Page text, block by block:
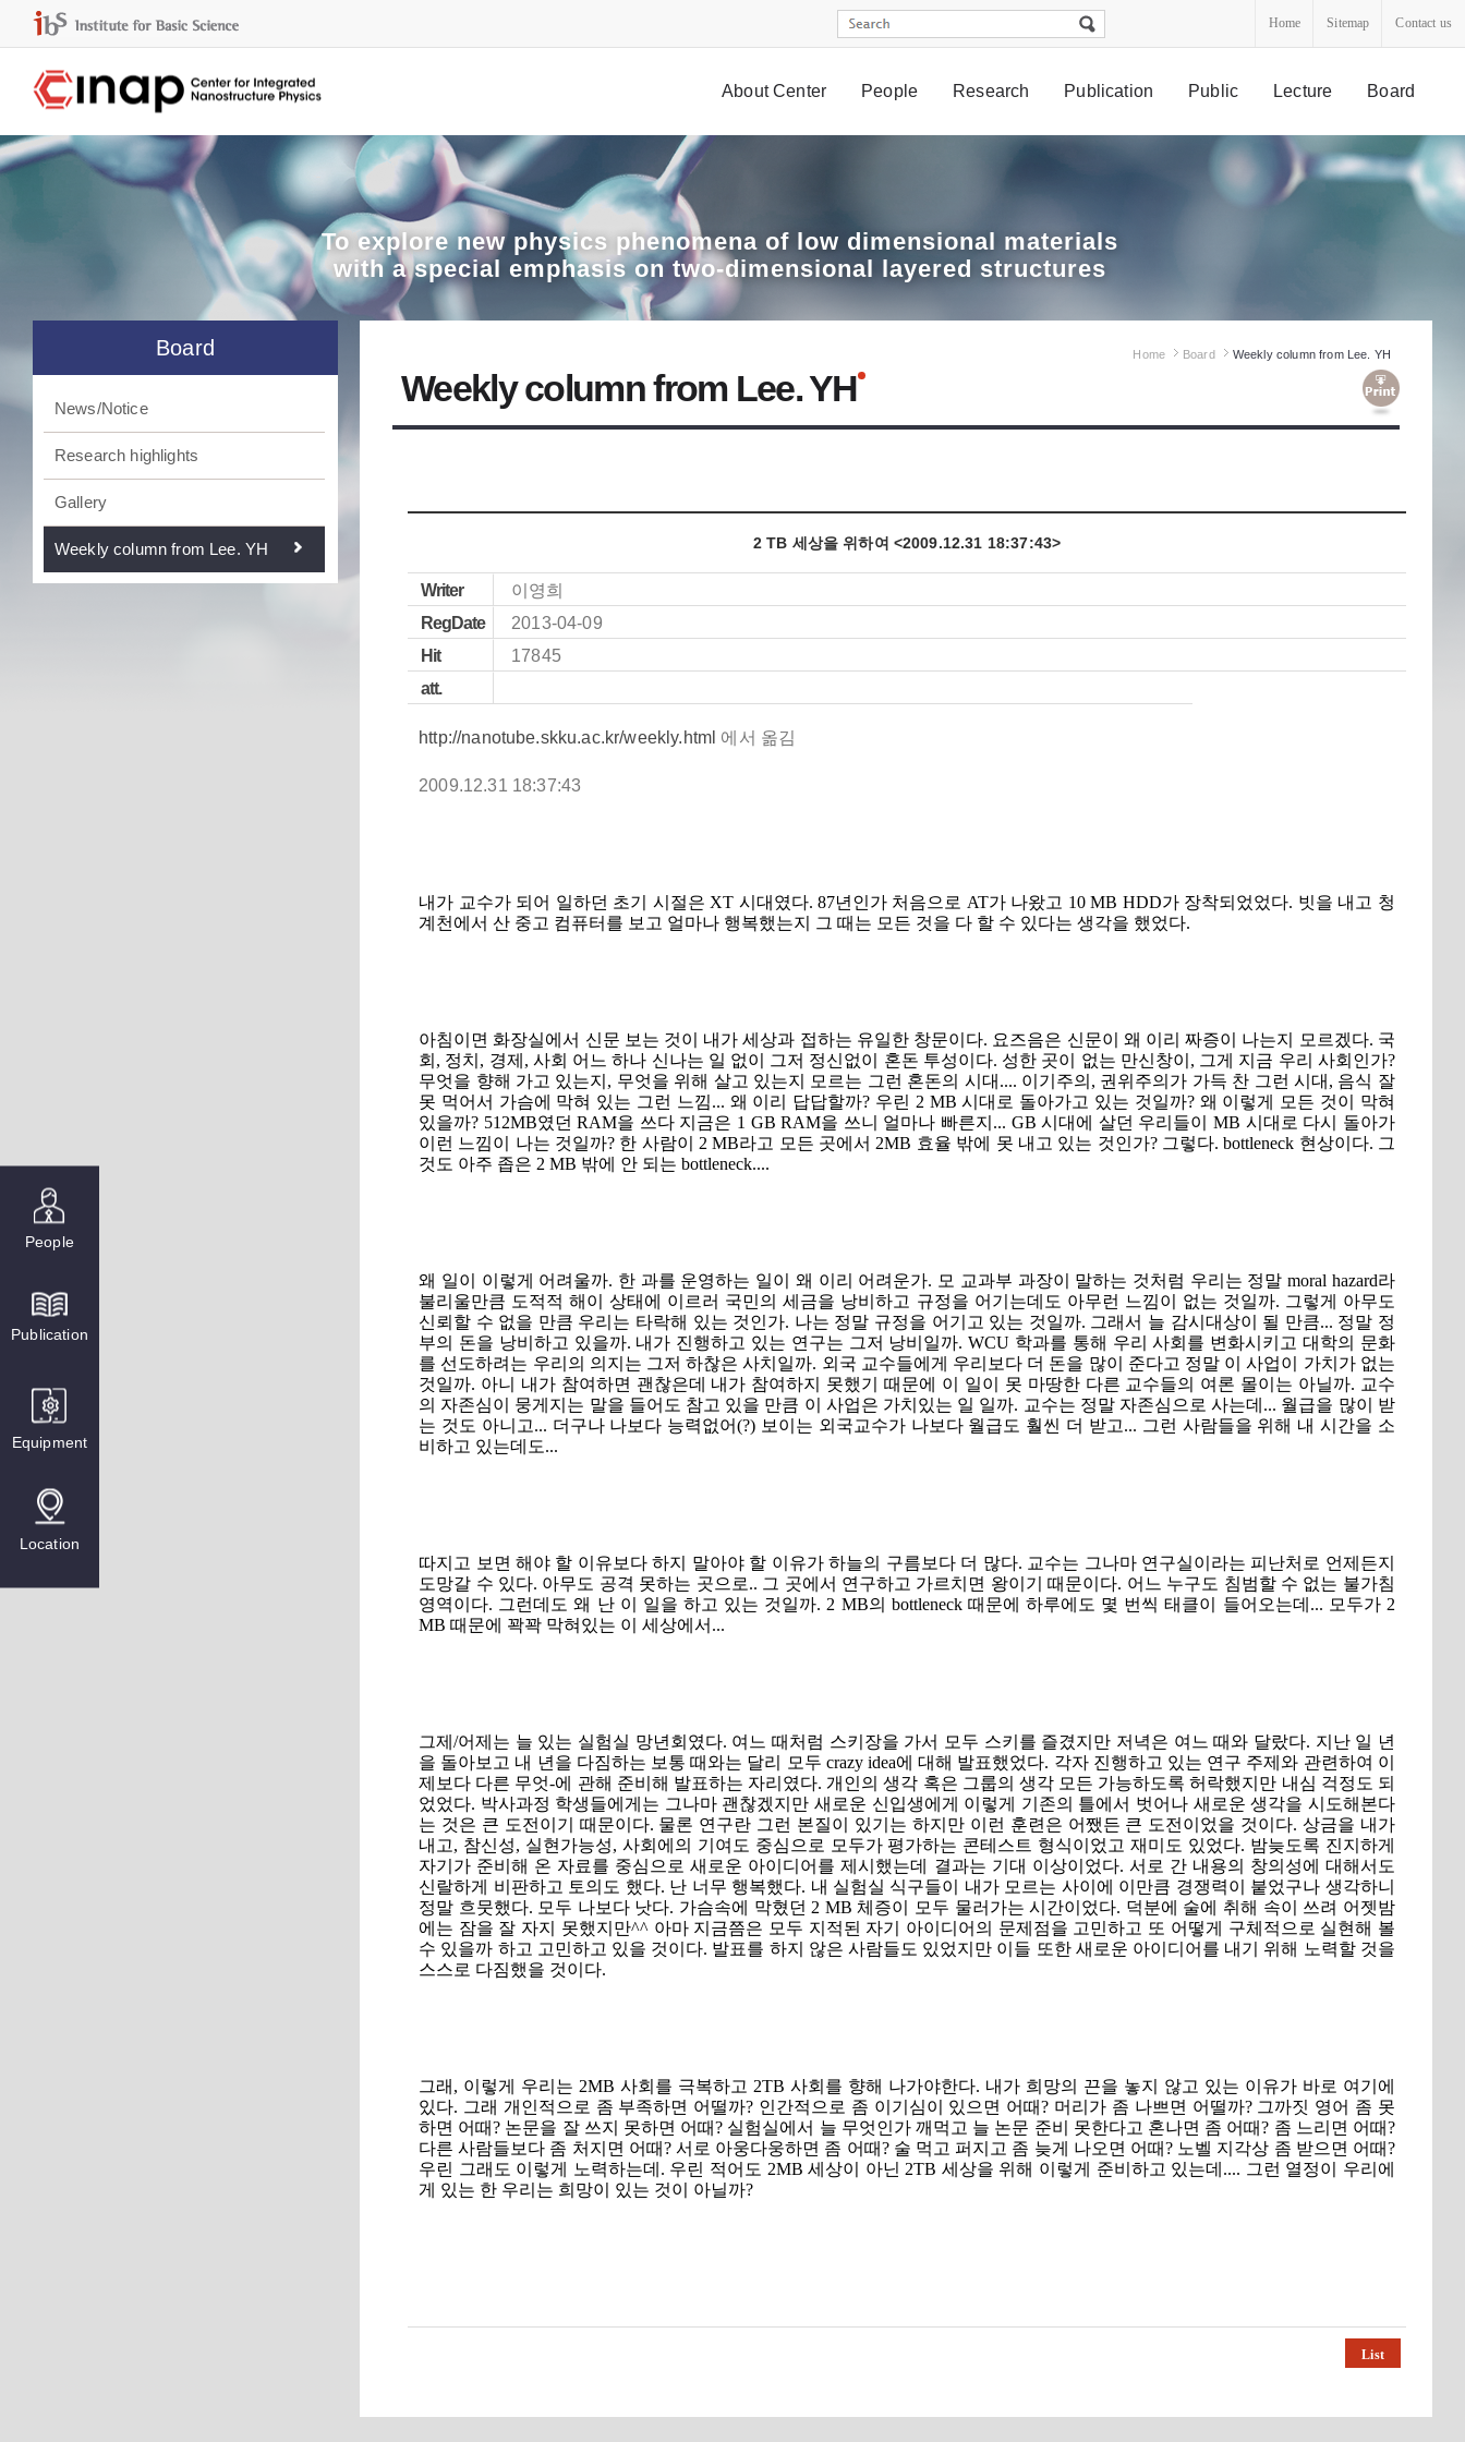
Home Sitemap Contact us
About Center People Research Publication Public Lecture Board
People
Publication
Equipment
Location
To explorenew physics phenomena of low dimensional materials
with a special emphasis on two-dimensional layered structures
Board
News/Notice
Research highlights
Gallery
Weekly column from Lee. YH
Home Board Weekly column from Lee. YH
Weekly column from Lee. YH
2 TB 세상을 위하여 <2009.12.31 18:37:43>
Writer
이영희
RegDate
2013-04-09
Hit
17845
att.
http://nanotube.skku.ac.kr/weekly.html 에서 옮김
2009.12.31 18:37:43
내가 교수가 되어 일하던 초기 시절은 XT 시대였다. 87년인가 처음으로 AT가 나왔고 10 MB HDD가 장착되었었다. 빗을 내고 청
계천에서 산 중고 컴퓨터를 보고 얼마나 행복했는지 그 때는 모든 것을 다 할 수 있다는 생각을 했었다.
아침이면 화장실에서 신문 보는 것이 내가 세상과 접하는 유일한 창문이다. 요즈음은 신문이 왜 이리 짜증이 나는지 모르겠다. 국
회, 정치, 경제, 사회 어느 하나 신나는 일 없이 그저 정신없이 혼돈 투성이다. 성한 곳이 없는 만신창이, 그게 지금 우리 사회인가?
무엇을 향해 가고 있는지, 무엇을 위해 살고 있는지 모르는 그런 혼돈의 시대.... 이기주의, 권위주의가 가득 찬 그런 시대, 음식 잘
못 먹어서 가슴에 막혀 있는 그런 느낌... 왜 이리 답답할까? 우린 2 MB 시대로 돌아가고 있는 것일까? 왜 이렇게 모든 것이 막혀
있을까? 512MB였던 RAM을 쓰다 지금은 1 GB RAM을 쓰니 얼마나 빠른지... GB 시대에 살던 우리들이 MB 시대로 다시 돌아가
이런 느낌이 나는 것일까? 한 사람이 2 MB라고 모든 곳에서 2MB 효율 밖에 못 내고 있는 것인가? 그렇다. bottleneck 현상이다. 그
것도 아주 좁은 2 MB 밖에 안 되는 bottleneck....
왜 일이 이렇게 어려울까. 한 과를 운영하는 일이 왜 이리 어려운가. 모 교과부 과장이 말하는 것처럼 우리는 정말 moral hazard라
불리울만큼 도적적 해이 상태에 이르러 국민의 세금을 낭비하고 규정을 어기는데도 아무런 느낌이 없는 것일까. 그렇게 아무도
신뢰할 수 없을 만큼 우리는 타락해 있는 것인가. 나는 정말 규정을 어기고 있는 것일까. 그래서 늘 감시대상이 될 만큼... 정말 정
부의 돈을 낭비하고 있을까. 내가 진행하고 있는 연구는 그저 낭비일까. WCU 학과를 통해 우리 사회를 변화시키고 대학의 문화
를 선도하려는 우리의 의지는 그저 하찮은 사치일까. 외국 교수들에게 우리보다 더 돈을 많이 준다고 정말 이 사업이 가치가 없는
것일까. 아니 내가 참여하면 괜찮은데 내가 참여하지 못했기 때문에 이 일이 못 마땅한 다른 교수들의 여론 몰이는 아닐까. 교수
의 자존심이 뭉게지는 말을 들어도 참고 있을 만큼 이 사업은 가치있는 일 일까. 교수는 정말 자존심으로 사는데... 월급을 많이 받
는 것도 아니고... 더구나 나보다 능력없어(?) 보이는 외국교수가 나보다 월급도 훨씬 더 받고... 그런 사람들을 위해 내 시간을 소
비하고 있는데도...
따지고 보면 해야 할 이유보다 하지 말아야 할 이유가 하늘의 구름보다 더 많다. 교수는 그나마 연구실이라는 피난처로 언제든지
도망갈 수 있다. 아무도 공격 못하는 곳으로.. 그 곳에서 연구하고 가르치면 왕이기 때문이다. 어느 누구도 침범할 수 없는 불가침
영역이다. 그런데도 왜 난 이 일을 하고 있는 것일까. 2 MB의 bottleneck 때문에 하루에도 몇 번씩 태클이 들어오는데... 모두가 2
MB 때문에 꽉꽉 막혀있는 이 세상에서...
그제/어제는 늘 있는 실험실 망년회였다. 여느 때처럼 스키장을 가서 모두 스키를 즐겼지만 저녁은 여느 때와 달랐다. 지난 일 년
을 돌아보고 내 년을 다짐하는 보통 때와는 달리 모두 crazy idea에 대해 발표했었다. 각자 진행하고 있는 연구 주제와 관련하여 이
제보다 다른 무엇-에 관해 준비해 발표하는 자리였다. 개인의 생각 혹은 그룹의 생각 모든 가능하도록 허락했지만 내심 걱정도 되
었었다. 박사과정 학생들에게는 그나마 괜찮겠지만 새로운 신입생에게 이렇게 기존의 틀에서 벗어나 새로운 생각을 시도해본다
는 것은 큰 도전이기 때문이다. 물론 연구란 그런 본질이 있기는 하지만 이런 훈련은 어쨌든 큰 도전이었을 것이다. 상금을 내가
내고, 참신성, 실현가능성, 사회에의 기여도 중심으로 모두가 평가하는 콘테스트 형식이었고 재미도 있었다. 밤늦도록 진지하게
자기가 준비해 온 자료를 중심으로 새로운 아이디어를 제시했는데 결과는 기대 이상이었다. 서로 간 내용의 창의성에 대해서도
신랄하게 비판하고 토의도 했다. 난 너무 행복했다. 내 실험실 식구들이 내가 모르는 사이에 이만큼 경쟁력이 붙었구나 생각하니
정말 흐뭇했다. 모두 나보다 낫다. 가슴속에 막혔던 2 MB 체증이 모두 물러가는 시간이었다. 덕분에 술에 취해 속이 쓰려 어젯밤
에는 잠을 잘 자지 못했지만^^ 아마 지금쯤은 모두 지적된 자기 아이디어의 문제점을 고민하고 또 어떻게 구체적으로 실현해 볼
수 있을까 하고 고민하고 있을 것이다. 발표를 하지 않은 사람들도 있었지만 이들 또한 새로운 아이디어를 내기 위해 노력할 것을
스스로 다짐했을 것이다.
그래, 이렇게 우리는 2MB 사회를 극복하고 2TB 사회를 향해 나가야한다. 내가 희망의 끈을 놓지 않고 있는 이유가 바로 여기에
있다. 그래 개인적으로 좀 부족하면 어떨까? 인간적으로 좀 이기심이 있으면 어때? 머리가 좀 나쁘면 어떨까? 그까짓 영어 좀 못
하면 어때? 논문을 잘 쓰지 못하면 어때? 실험실에서 늘 무엇인가 깨먹고 늘 논문 준비 못한다고 혼나면 좀 어때? 좀 느리면 어때?
다른 사람들보다 좀 처지면 어때? 서로 아웅다웅하면 좀 어때? 술 먹고 퍼지고 좀 늦게 나오면 어때? 노벨 지각상 좀 받으면 어때?
우린 그래도 이렇게 노력하는데. 우린 적어도 2MB 세상이 아닌 2TB 세상을 위해 이렇게 준비하고 있는데.... 그런 열정이 우리에
게 있는 한 우리는 희망이 있는 것이 아닐까?
List